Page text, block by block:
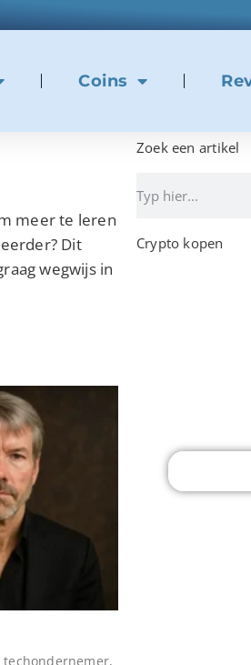
Coins
meer te leren
Dit
wegwijs in
techondernemer,
Zoek een artikel
Crypto kopen